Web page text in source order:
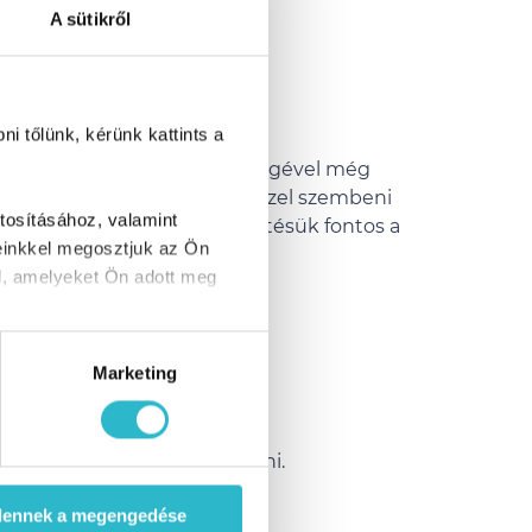
A sütikről
tőlünk, kérünk kattints a
valamint
megosztjuk az Ön
amelyeket Ön adott meg
Marketing
a megengedése
ki, hogy segítségével még
a sejtek oxidatív stresszel szembeni
így semlegesítésük fontos a
túl!
hasonló hatást tudsz elérni.